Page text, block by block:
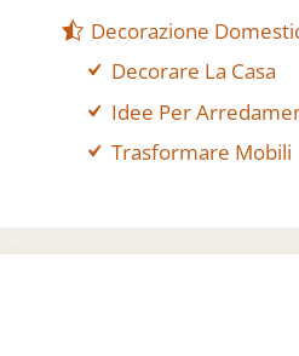
Decorazione
Decorare La Casa
Idee Per
Trasformare Mobili